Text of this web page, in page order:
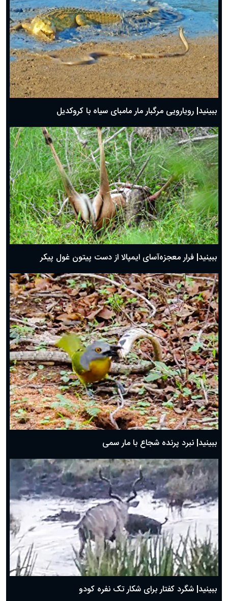
ببینید| رویارویی مرگبار مار مامبای سیاه با کروکدیل
ببینید| فرار معجزه‌آسای ایمپالا از دست پیتون غول پیکر
ببینید| نبرد پرنده شجاع با مار سمی
ببینید| شگرد کفتار برای شکار تک نفره کودو